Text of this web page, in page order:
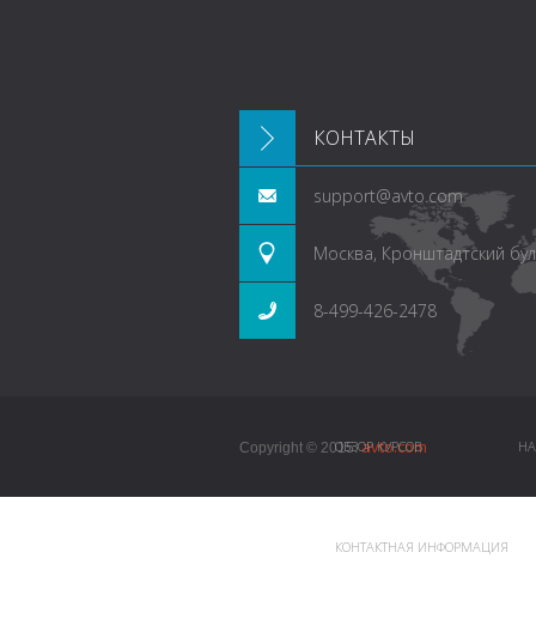
КОНТАКТЫ
support@avto.com
Москва, Кронштадтский
8-499-426-2478
Copyright © 2015.avto.com
ОБЗОР КУРСОВ
КОНТАКТНАЯ ИНФОРМАЦИЯ